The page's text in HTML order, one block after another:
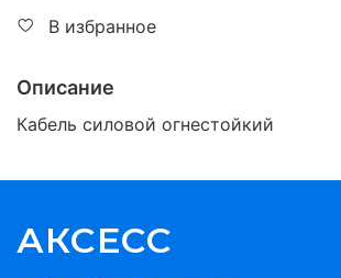
В избранное
Описание
Кабель силовой огнестойкий
АКСЕСС